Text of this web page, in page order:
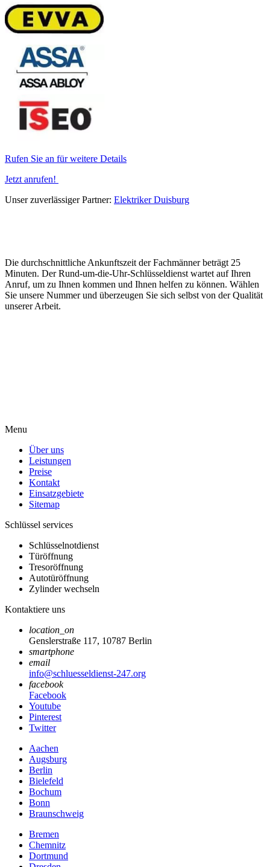
Rufen Sie an für weitere Details
Jetzt anrufen!
Unser zuverlässiger Partner: Elektriker Duisburg
Die durchschnittliche Ankunftszeit der Fachmänner beträgt 25
Minuten. Der Rund-um-die-Uhr-Schlüsseldienst wartet auf Ihren
Anruf, um zu Ihnen kommen und Ihnen helfen zu können. Wählen
Sie unsere Nummer und überzeugen Sie sich selbst von der Qualität
unserer Arbeit.
Menu
Über uns
Leistungen
Preise
Kontakt
Einsatzgebiete
Sitemap
Schlüssel services
Schlüsselnotdienst
Türöffnung
Tresoröffnung
Autotüröffnung
Zylinder wechseln
Kontaktiere uns
location_on
Genslerstraße 117, 10787 Berlin
smartphone
email
info@schluesseldienst-247.org
facebook
Facebook
Youtube
Pinterest
Twitter
Aachen
Augsburg
Berlin
Bielefeld
Bochum
Bonn
Braunschweig
Bremen
Chemnitz
Dortmund